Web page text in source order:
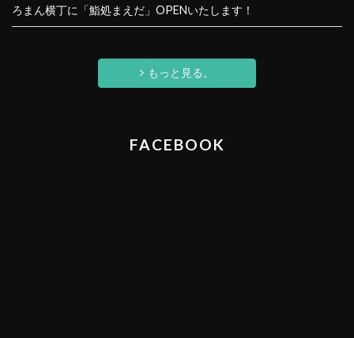
ろまん横丁に「鮨処まえだ」OPENいたします！
もっと見る。
FACEBOOK